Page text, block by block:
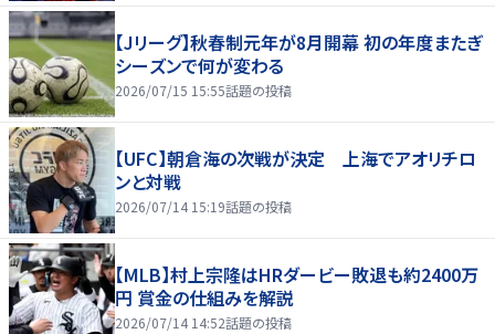
【Jリーグ】秋春制元年が8月開幕 初の年度またぎ
シーズンで何が変わる
2026/07/15 15:55話題の投稿
【UFC】朝倉海の次戦が決定 上海でアオリチロ
ンと対戦
2026/07/14 15:19話題の投稿
【MLB】村上宗隆はHRダービー敗退も約2400万
円 賞金の仕組みを解説
2026/07/14 14:52話題の投稿